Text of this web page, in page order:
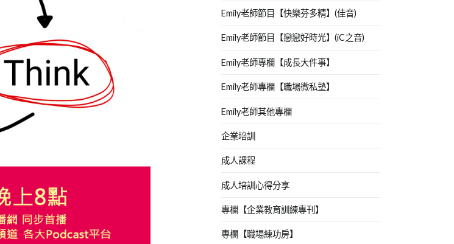
Emily老師節目【快樂芬多精】(佳音)
Emily老師節目【戀戀好時光】(iC之音)
Emily老師專欄【成長大件事】
Emily老師專欄【職場微私塾】
Emily老師其他專欄
企業培訓
成人課程
成人培訓心得分享
專欄【企業教育訓練專刊】
專欄【職場練功房】